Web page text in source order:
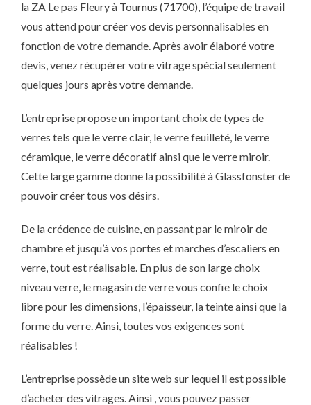
la ZA Le pas Fleury à Tournus (71700), l’équipe de travail
vous attend pour créer vos devis personnalisables en
fonction de votre demande. Après avoir élaboré votre
devis, venez récupérer votre vitrage spécial seulement
quelques jours après votre demande.
L’entreprise propose un important choix de types de
verres tels que le verre clair, le verre feuilleté, le verre
céramique, le verre décoratif ainsi que le verre miroir.
Cette large gamme donne la possibilité à Glassfonster de
pouvoir créer tous vos désirs.
De la crédence de cuisine, en passant par le miroir de
chambre et jusqu’à vos portes et marches d’escaliers en
verre, tout est réalisable. En plus de son large choix
niveau verre, le magasin de verre vous confie le choix
libre pour les dimensions, l’épaisseur, la teinte ainsi que la
forme du verre. Ainsi, toutes vos exigences sont
réalisables !
L’entreprise possède un site web sur lequel il est possible
d’acheter des vitrages. Ainsi , vous pouvez passer